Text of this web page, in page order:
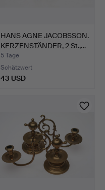
HANS AGNE JACOBSSON.
KERZENSTÄNDER, 2 St.,…
5 Tage
Schätzwert
43 USD